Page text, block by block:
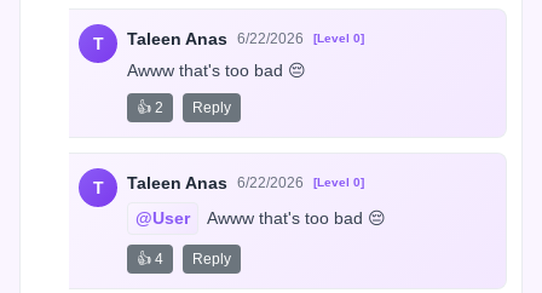
T Taleen Anas 6/22/2026 [Level 0]
Awww that's too bad 😔
👍 2 Reply
T Taleen Anas 6/22/2026 [Level 0]
@User Awww that's too bad 😔
👍 4 Reply